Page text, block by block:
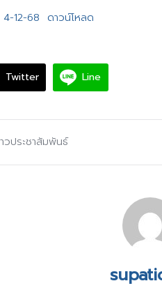
12-68 ดาวน์โหลด
Twitter Line
วประชาสัมพันธ์